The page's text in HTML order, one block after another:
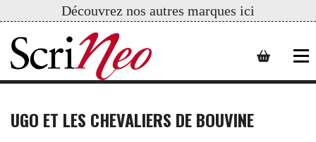
Découvrez nos autres marques ici
UGO ET LES CHEVALIERS DE BOUVINE